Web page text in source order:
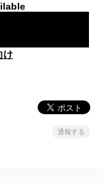
け
通報する